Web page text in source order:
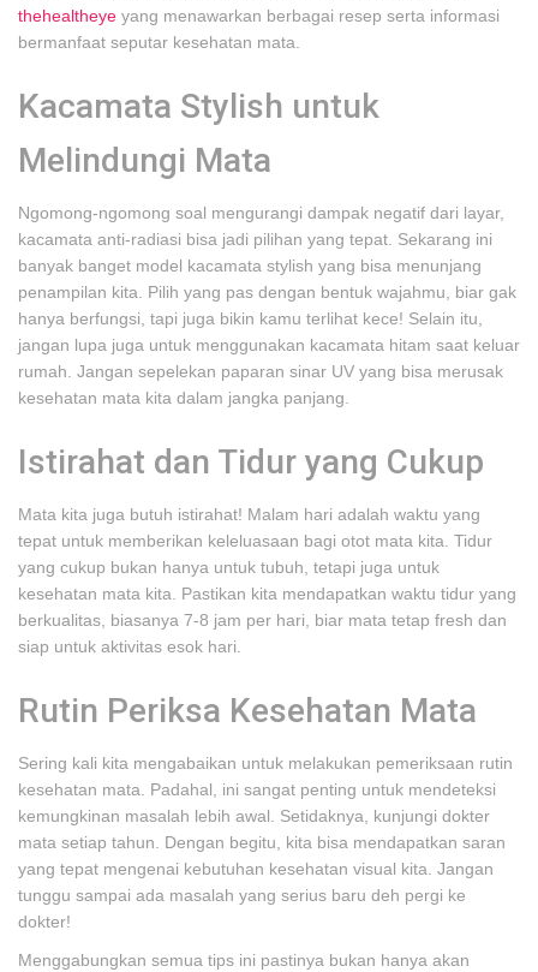
thehealtheye yang menawarkan berbagai resep serta informasi
bermanfaat seputar kesehatan mata.
Kacamata Stylish untuk
Melindungi Mata
Ngomong-ngomong soal mengurangi dampak negatif dari layar,
kacamata anti-radiasi bisa jadi pilihan yang tepat. Sekarang ini
banyak banget model kacamata stylish yang bisa menunjang
penampilan kita. Pilih yang pas dengan bentuk wajahmu, biar gak
hanya berfungsi, tapi juga bikin kamu terlihat kece! Selain itu,
jangan lupa juga untuk menggunakan kacamata hitam saat keluar
rumah. Jangan sepelekan paparan sinar UV yang bisa merusak
kesehatan mata kita dalam jangka panjang.
Istirahat dan Tidur yang Cukup
Mata kita juga butuh istirahat! Malam hari adalah waktu yang
tepat untuk memberikan keleluasaan bagi otot mata kita. Tidur
yang cukup bukan hanya untuk tubuh, tetapi juga untuk
kesehatan mata kita. Pastikan kita mendapatkan waktu tidur yang
berkualitas, biasanya 7-8 jam per hari, biar mata tetap fresh dan
siap untuk aktivitas esok hari.
Rutin Periksa Kesehatan Mata
Sering kali kita mengabaikan untuk melakukan pemeriksaan rutin
kesehatan mata. Padahal, ini sangat penting untuk mendeteksi
kemungkinan masalah lebih awal. Setidaknya, kunjungi dokter
mata setiap tahun. Dengan begitu, kita bisa mendapatkan saran
yang tepat mengenai kebutuhan kesehatan visual kita. Jangan
tunggu sampai ada masalah yang serius baru deh pergi ke
dokter!
Menggabungkan semua tips ini pastinya bukan hanya akan